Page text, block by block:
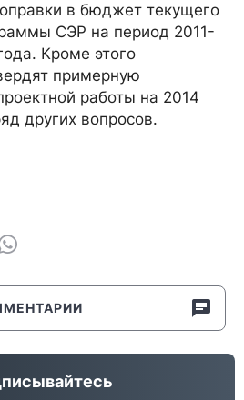
в бюджет текущего
СЭР на период 2011-
Кроме этого
примерную
работы на 2014
других вопросов.